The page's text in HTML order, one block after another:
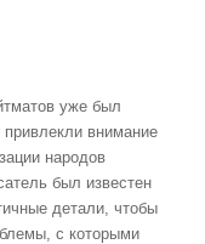
уже был
внимание
народов
был известен
детали, чтобы
с которыми